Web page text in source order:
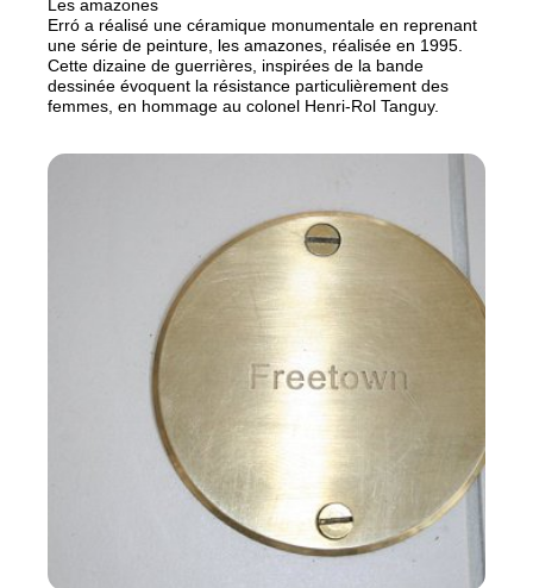
Les amazones
Erró a réalisé une céramique monumentale en reprenant
une série de peinture, les amazones, réalisée en 1995.
Cette dizaine de guerrières, inspirées de la bande
dessinée évoquent la résistance particulièrement des
femmes, en hommage au colonel Henri-Rol Tanguy.